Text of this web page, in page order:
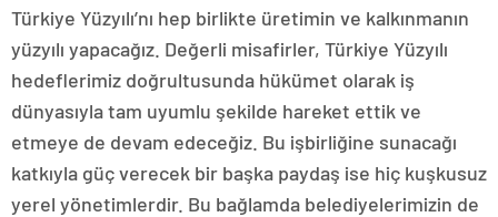
Türkiye Yüzyılı’nı hep birlikte üretimin ve kalkınmanın
yüzyılı yapacağız. Değerli misafirler, Türkiye Yüzyılı
hedeflerimiz doğrultusunda hükümet olarak iş
dünyasıyla tam uyumlu şekilde hareket ettik ve
etmeye de devam edeceğiz. Bu işbirliğine sunacağı
katkıyla güç verecek bir başka paydaş ise hiç kuşkusuz
yerel yönetimlerdir. Bu bağlamda belediyelerimizin de